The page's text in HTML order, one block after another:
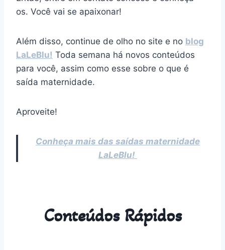
os. Você vai se apaixonar!
Além disso, continue de olho no site e no blog
LaLeBlu! Toda semana há novos conteúdos
para você, assim como esse sobre o que é
saída maternidade.
Aproveite!
Conheça mais das saídas maternidade
LaLeBlu!
Conteúdos Rápidos